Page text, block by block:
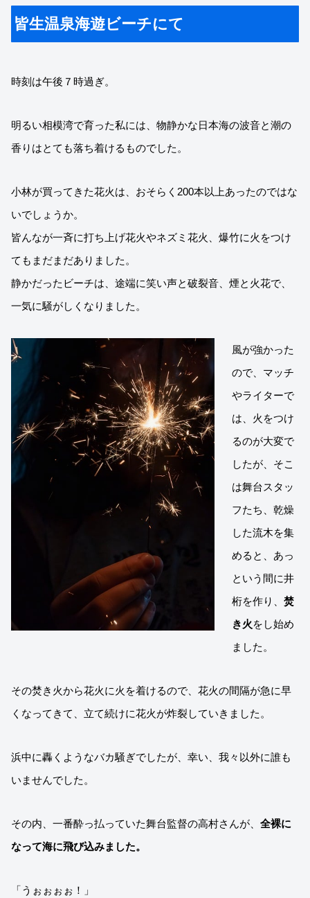
皆生温泉海遊ビーチにて
時刻は午後７時過ぎ。
明るい相模湾で育った私には、物静かな日本海の波音と潮の
香りはとても落ち着けるものでした。
小林が買ってきた花火は、おそらく200本以上あったのではな
いでしょうか。
皆んなが一斉に打ち上げ花火やネズミ花火、爆竹に火をつけ
てもまだまだありました。
静かだったビーチは、途端に笑い声と破裂音、煙と火花で、
一気に騒がしくなりました。
風が強かった
ので、マッチ
やライターで
は、火をつけ
るのが大変で
したが、そこ
は舞台スタッ
フたち、乾燥
した流木を集
めると、あっ
という間に井
桁を作り、 焚
き火をし始め
ました。
その焚き火から花火に火を着けるので、花火の間隔が急に早
くなってきて、立て続けに花火が炸裂していきました。
浜中に轟くようなバカ騒ぎでしたが、幸い、我々以外に誰も
いませんでした。
その内、一番酔っ払っていた舞台監督の高村さんが、 全裸に
なって海に飛び込みました。
「うぉぉぉぉ！」